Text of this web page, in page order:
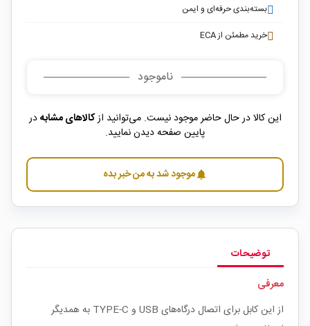
بسته‌بندی حرفه‌ای و ایمن
خرید مطمئن از ECA
ناموجود
این کالا در حال حاضر موجود نیست. می‌توانید ازکالاهای مشابهدر
پایین صفحه دیدن نمایید.
notificationsموجود شد به من خبر بده
توضیحات
معرفی
از این کابل برای اتصال درگاه‌های USB و TYPE-C به همدیگر